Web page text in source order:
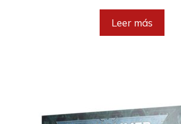
original
era:
Leer más